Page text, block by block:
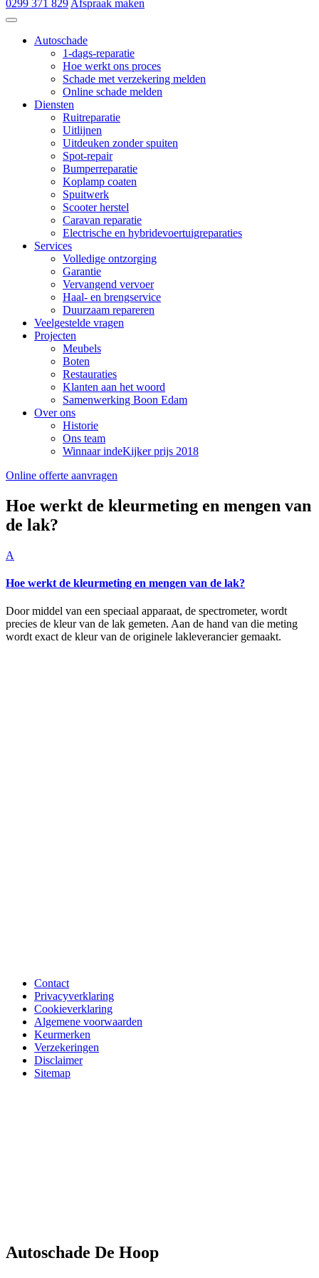
0299 371 829 Afspraak maken
Autoschade
1-dags-reparatie
Hoe werkt ons proces
Schade met verzekering melden
Online schade melden
Diensten
Ruitreparatie
Uitlijnen
Uitdeuken zonder spuiten
Spot-repair
Bumperreparatie
Koplamp coaten
Spuitwerk
Scooter herstel
Caravan reparatie
Electrische en hybridevoertuigreparaties
Services
Volledige ontzorging
Garantie
Vervangend vervoer
Haal- en brengservice
Duurzaam repareren
Veelgestelde vragen
Projecten
Meubels
Boten
Restauraties
Klanten aan het woord
Samenwerking Boon Edam
Over ons
Historie
Ons team
Winnaar indeKijker prijs 2018
Online offerte aanvragen
Hoe werkt de kleurmeting en mengen van
de lak?
A
Hoe werkt de kleurmeting en mengen van de lak?
Door middel van een speciaal apparaat, de spectrometer, wordt
precies de kleur van de lak gemeten. Aan de hand van die meting
wordt exact de kleur van de originele lakleverancier gemaakt.
Contact
Privacyverklaring
Cookieverklaring
Algemene voorwaarden
Keurmerken
Verzekeringen
Disclaimer
Sitemap
Autoschade De Hoop